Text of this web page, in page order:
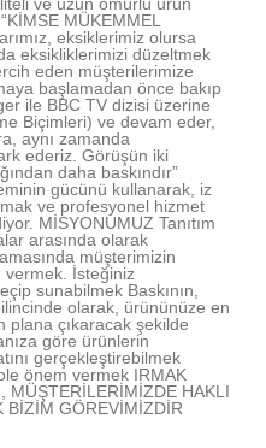
MÜKEMMEL
eksiklerimiz olursa
eksikliklerimizi düzeltmek
eden müşterilerimize
başlamadan önce bakıp
ile BBC TV dizisi üzerine
Biçimleri) ve devam eder,
aynı zamanda
ederiz. Görüşün iki
daha baskındır”
gücünü kullanarak, iz
ve profesyonel hizmet
MİSYONUMUZ Tanıtım
arasında olarak
müşterimizin
vermek. İsteğiniz
sunabilmek Baskının,
olarak, ürününüze en
plana çıkaracak şekilde
göre ürünlerin
gerçekleştirebilmek
önem vermek IRMAK
MÜŞTERİLERİMİZDE HAKLI
BİZİM GÖREVİMİZDİR